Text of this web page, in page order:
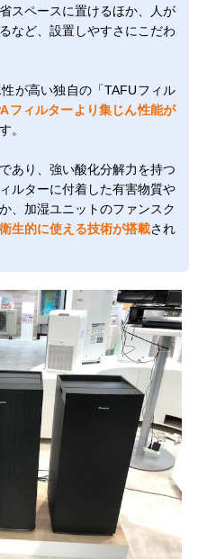
スペースに置けるほか、人が
など、設置しやすさにこだわ
が高い独自の「TAFUフィル
フィルターより集じん性能が
。
あり、強い酸化分解力を持つ
ルターに付着した有害物質や
、加湿ユニットのファンスク
生的に使える技術が搭載され